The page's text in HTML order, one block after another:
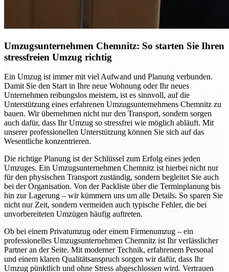
Umzugsunternehmen Chemnitz: So starten Sie Ihren
stressfreien Umzug richtig
Ein Umzug ist immer mit viel Aufwand und Planung verbunden.
Damit Sie den Start in Ihre neue Wohnung oder Ihr neues
Unternehmen reibungslos meistern, ist es sinnvoll, auf die
Unterstützung eines erfahrenen Umzugsunternehmens Chemnitz zu
bauen. Wir übernehmen nicht nur den Transport, sondern sorgen
auch dafür, dass Ihr Umzug so stressfrei wie möglich abläuft. Mit
unserer professionellen Unterstützung können Sie sich auf das
Wesentliche konzentrieren.
Die richtige Planung ist der Schlüssel zum Erfolg eines jeden
Umzuges. Ein Umzugsunternehmen Chemnitz ist hierbei nicht nur
für den physischen Transport zuständig, sondern begleitet Sie auch
bei der Organisation. Von der Packliste über die Terminplanung bis
hin zur Lagerung – wir kümmern uns um alle Details. So sparen Sie
nicht nur Zeit, sondern vermeiden auch typische Fehler, die bei
unvorbereiteten Umzügen häufig auftreten.
Ob bei einem Privatumzug oder einem Firmenumzug – ein
professionelles Umzugsunternehmen Chemnitz ist Ihr verlässlicher
Partner an der Seite. Mit moderner Technik, erfahrenem Personal
und einem klaren Qualitätsanspruch sorgen wir dafür, dass Ihr
Umzug pünktlich und ohne Stress abgeschlossen wird. Vertrauen